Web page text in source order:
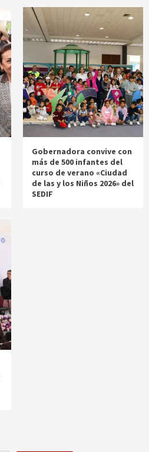
Gobernadora convive con
más de 500 infantes del
curso de verano «Ciudad
de las y los Niños 2026» del
SEDIF